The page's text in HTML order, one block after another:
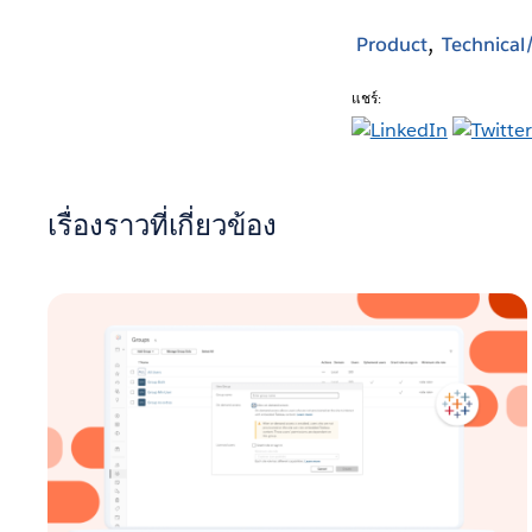
Product
แชร์:
เรื่องราวที่เกี่ยวข้อง